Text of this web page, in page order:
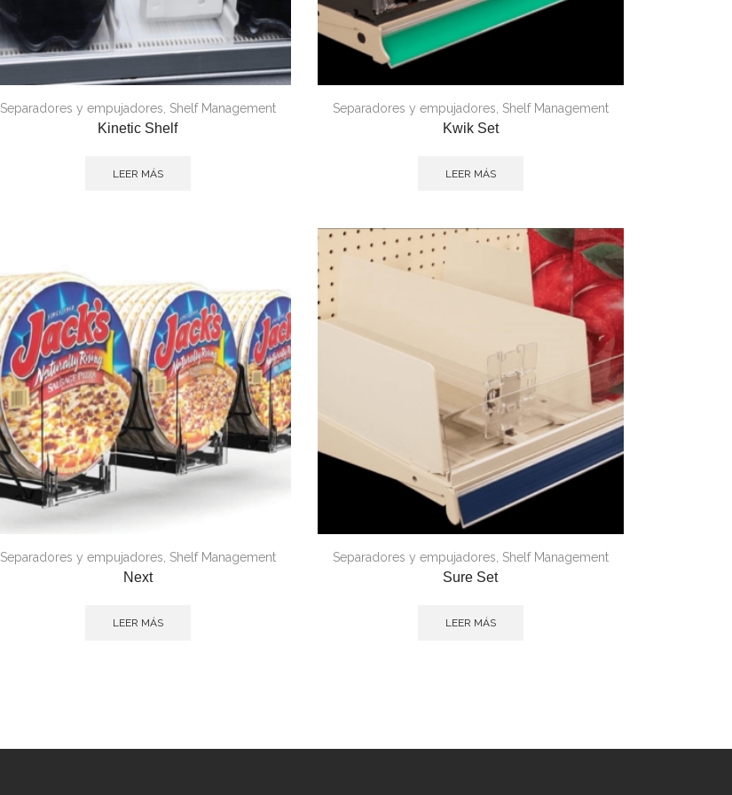
Separadores y empujadores Shelf Management
Kinetic Shelf
LEER MÁS
Separadores y empujadores Shelf Management
Kwik Set
LEER MÁS
Separadores y empujadores, Shelf Management
Next
LEER MÁS
Separadores y empujadores, Shelf Management
Sure Set
LEER MÁS